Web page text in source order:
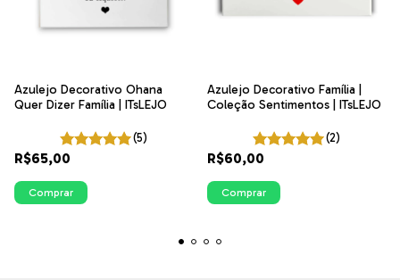
Azulejo Decorativo Ohana
Quer Dizer Família | ITsLEJO
(5)
R$65,00
Comprar
Azulejo Decorativo Família |
Coleção Sentimentos | ITsLEJO
(2)
R$60,00
Comprar